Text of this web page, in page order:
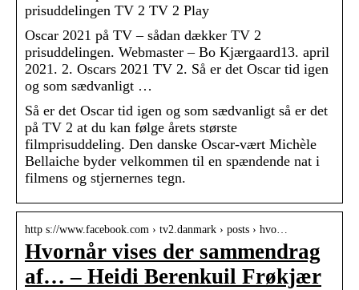
prisuddelingen TV 2 TV 2 Play
Oscar 2021 på TV – sådan dækker TV 2
prisuddelingen. Webmaster – Bo Kjærgaard13. april
2021. 2. Oscars 2021 TV 2. Så er det Oscar tid igen
og som sædvanligt …
Så er det Oscar tid igen og som sædvanligt så er det
på TV 2 at du kan følge årets største
filmprisuddeling. Den danske Oscar-vært Michèle
Bellaiche byder velkommen til en spændende nat i
filmens og stjernernes tegn.
http s://www.facebook.com › tv2.danmark › posts › hvo…
Hvornår vises der sammendrag
af… – Heidi Berenkuil Frøkjær